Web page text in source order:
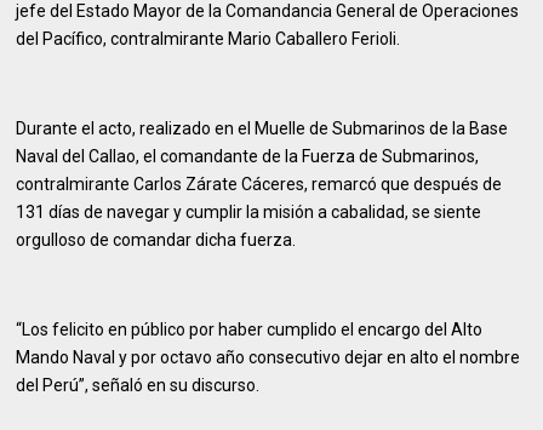
jefe del Estado Mayor de la Comandancia General de Operaciones
del Pacífico, contralmirante Mario Caballero Ferioli.
Durante el acto, realizado en el Muelle de Submarinos de la Base
Naval del Callao, el comandante de la Fuerza de Submarinos,
contralmirante Carlos Zárate Cáceres, remarcó que después de
131 días de navegar y cumplir la misión a cabalidad, se siente
orgulloso de comandar dicha fuerza.
“Los felicito en público por haber cumplido el encargo del Alto
Mando Naval y por octavo año consecutivo dejar en alto el nombre
del Perú”, señaló en su discurso.